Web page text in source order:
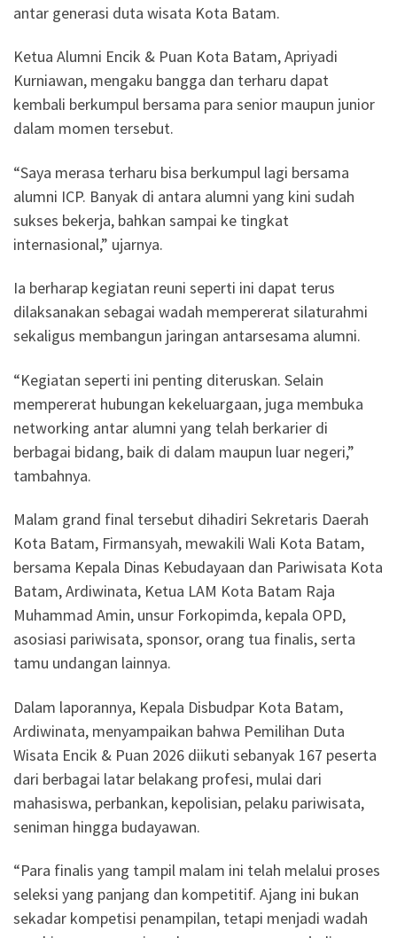
antar generasi duta wisata Kota Batam.
Ketua Alumni Encik & Puan Kota Batam, Apriyadi
Kurniawan, mengaku bangga dan terharu dapat
kembali berkumpul bersama para senior maupun junior
dalam momen tersebut.
“Saya merasa terharu bisa berkumpul lagi bersama
alumni ICP. Banyak di antara alumni yang kini sudah
sukses bekerja, bahkan sampai ke tingkat
internasional,” ujarnya.
Ia berharap kegiatan reuni seperti ini dapat terus
dilaksanakan sebagai wadah mempererat silaturahmi
sekaligus membangun jaringan antarsesama alumni.
“Kegiatan seperti ini penting diteruskan. Selain
mempererat hubungan kekeluargaan, juga membuka
networking antar alumni yang telah berkarier di
berbagai bidang, baik di dalam maupun luar negeri,”
tambahnya.
Malam grand final tersebut dihadiri Sekretaris Daerah
Kota Batam, Firmansyah, mewakili Wali Kota Batam,
bersama Kepala Dinas Kebudayaan dan Pariwisata Kota
Batam, Ardiwinata, Ketua LAM Kota Batam Raja
Muhammad Amin, unsur Forkopimda, kepala OPD,
asosiasi pariwisata, sponsor, orang tua finalis, serta
tamu undangan lainnya.
Dalam laporannya, Kepala Disbudpar Kota Batam,
Ardiwinata, menyampaikan bahwa Pemilihan Duta
Wisata Encik & Puan 2026 diikuti sebanyak 167 peserta
dari berbagai latar belakang profesi, mulai dari
mahasiswa, perbankan, kepolisian, pelaku pariwisata,
seniman hingga budayawan.
“Para finalis yang tampil malam ini telah melalui proses
seleksi yang panjang dan kompetitif. Ajang ini bukan
sekadar kompetisi penampilan, tetapi menjadi wadah